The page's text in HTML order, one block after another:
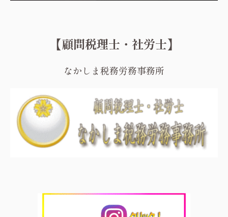
【顧問税理士・社労士】
なかしま税務労務事務所